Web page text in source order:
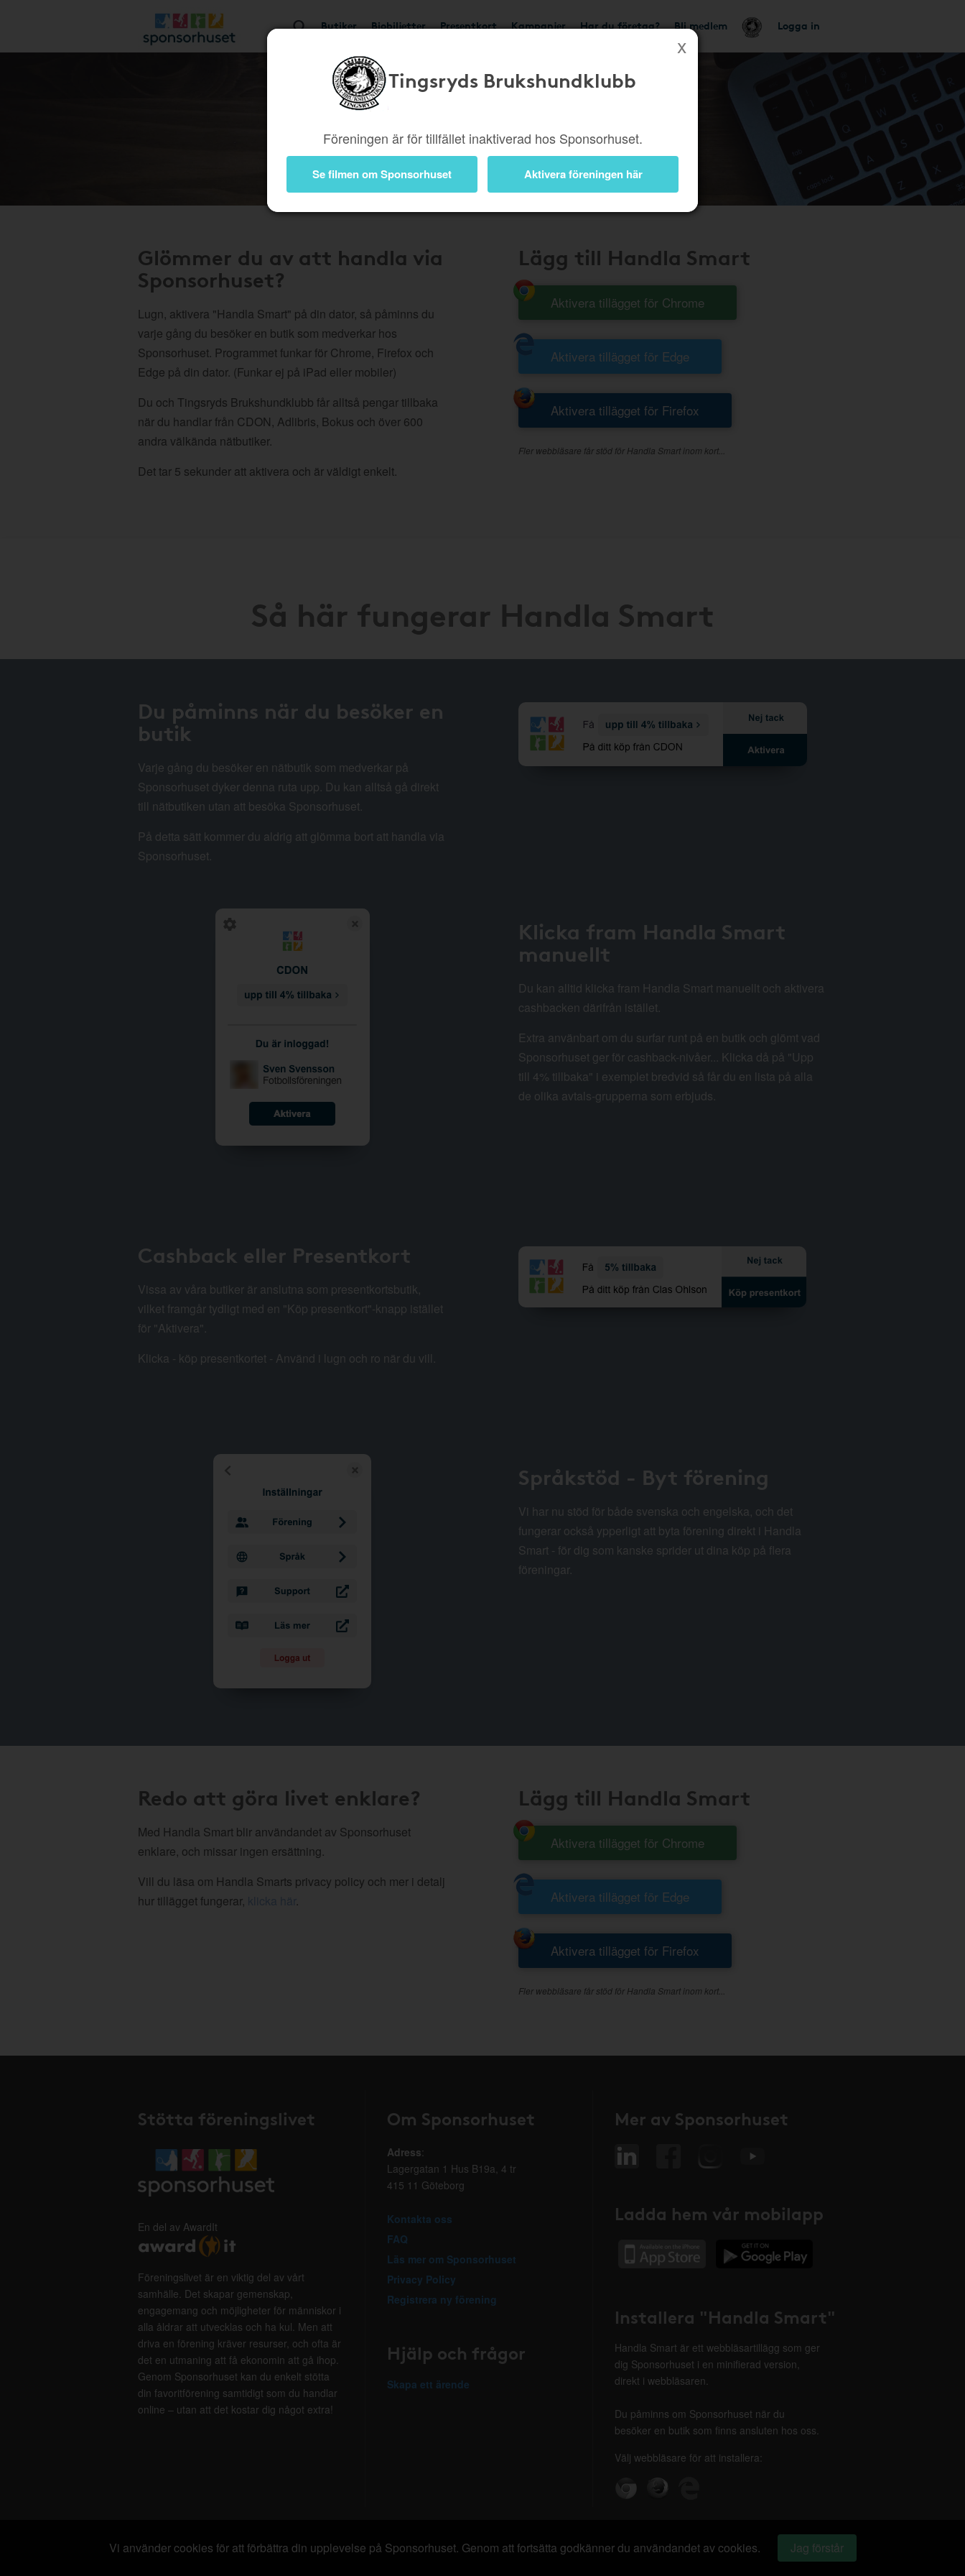
Butiker Biobiljetter Presentkort Kampanjer Har du företag? Bli medlem Logga in
Tingsryds Brukshundklubb
Föreningen är för tillfället inaktiverad hos Sponsorhuset.
Se filmen om Sponsorhuset Aktivera föreningen här
Handla Smart
Glömmer du av att handla via
Sponsorhuset?
Lugn, aktivera "Handla Smart" på din dator, så påminns du
varje gång du besöker en butik som medverkar hos
Sponsorhuset. Programmet funkar för Chrome, Firefox och
Edge på din dator. (Funkar ej på iPad eller mobiler)
Du och Tingsryds Brukshundklubb får alltså pengar tillbaka
när du handlar från CDON, Adlibris, Bokus och över 600
andra välkända nätbutiker.
Det tar 5 sekunder att aktivera och är väldigt enkelt.
Lägg till Handla Smart
Aktivera tillägget för Chrome
Aktivera tillägget för Edge
Aktivera tillägget för Firefox
Fler webbläsare får stöd för Handla Smart inom kort...
Så här fungerar Handla Smart
Du påminns när du besöker en
butik
Varje gång du besöker en nätbutik som medverkar på
Sponsorhuset dyker denna ruta upp. Du kan alltså gå direkt
till nätbutiken utan att besöka Sponsorhuset.
På detta sätt kommer du aldrig att glömma bort att handla via
Sponsorhuset.
Klicka fram Handla Smart
manuellt
Du kan alltid klicka fram Handla Smart manuellt och aktivera
cashbacken därifrån istället.
Extra använbart om du surfar runt på en butik och glömt vad
Sponsorhuset ger för cashback-nivåer... Klicka då på "Upp
till 4% tillbaka" i exemplet bredvid så får du en lista på alla
de olika avtals-grupperna som erbjuds.
Cashback eller Presentkort
Vissa av våra butiker är anslutna som presentkortsbutik,
vilket framgår tydligt med en "Köp presentkort"-knapp istället
för "Aktivera".
Klicka - köp presentkortet - Använd i lugn och ro när du vill.
Språkstöd - Byt förening
Vi har nu stöd för både svenska och engelska, och det
fungerar också ypperligt att byta förening direkt i Handla
Smart - för dig som kanske sprider ut dina köp på flera
föreningar.
Redo att göra livet enklare?
Med Handla Smart blir användandet av Sponsorhuset
enklare, och missar ingen ersättning.
Vill du läsa om Handla Smarts privacy policy och mer i detalj
hur tillägget fungerar,
.
Lägg till Handla Smart
Aktivera tillägget för Chrome
Aktivera tillägget för Edge
Aktivera tillägget för Firefox
Fler webbläsare får stöd för Handla Smart inom kort...
Stötta föreningslivet
En del av AwardIt
Föreningslivet är en viktig del av vårt
samhälle. Det skapar gemenskap,
engagemang och möjligheter för människor i
alla åldrar att utvecklas och ha kul. Men att
driva en förening kräver resurser, och ofta är
det en utmaning att få ekonomin att gå ihop.
Genom Sponsorhuset kan du enkelt stötta
din favoritförening samtidigt som du handlar
online – utan att det kostar dig något extra!
Om Sponsorhuset
Adress:
Lagergatan 1 Hus B19a, 4 tr
415 11 Göteborg
Kontakta oss
FAQ
Läs mer om Sponsorhuset
Privacy Policy
Registrera ny förening
Hjälp och frågor
Skapa ett ärende
Mer av Sponsorhuset
Ladda hem vår mobilapp
Installera "Handla Smart"
Handla Smart är ett webbläsartillägg som ger
dig Sponsorhuset i en minifierad version,
direkt i webbläsaren.
Du påminns om Sponsorhuset när du
besöker en butik som finns ansluten hos oss.
Välj webbläsare för att installera:
Vi använder cookies för att förbättra din upplevelse på Sponsorhuset. Genom att fortsätta godkänner du användandet av cookies. Jag förstår